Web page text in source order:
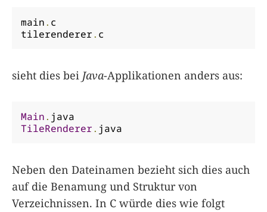
main. c
tilerenderer. c
sieht dies bei Java-Applikationen anders aus:
Main.
TileRenderer. java
Neben den Dateinamen bezieht sich dies auch
auf die Benamung und Struktur von
Verzeichnissen. In C würde dies wie folgt